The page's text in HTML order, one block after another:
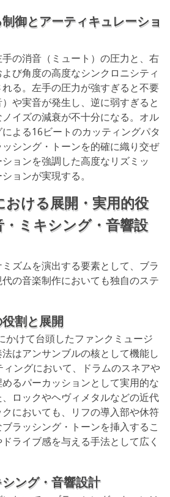
御とアーティキュレーショ
の消音（ミュート）の圧力と、右
び角度の高度なシンクロニシティ
る。左手の圧力が強すぎると不要
や実音が発生し、逆に弱すぎると
イズの減衰が不十分になる。オル
よる16ビートのカッティングパタ
シング・トーンを的確に織り交ぜ
ョンを強調した高度なリズミッ
ョンが実現する。
おける展開・実用的役
ミキシング・音響設
ズムを演出する要素として、ブラ
の音楽制作においても独自のステ
割と展開
かけて台頭したファンクミュージ
はアンサンブルの核として機能し
ィングにおいて、ドラムのスネアや
るパーカッションとして実用的な
ロックやヘヴィメタルなどの近代
においても、リフの導入部や休符
ラッシング・トーンを挿入するこ
ライブ感を与える手法として広く
ング・音響設計